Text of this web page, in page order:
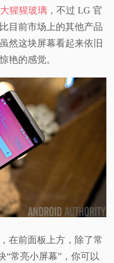
猩猩玻璃 ，不过 LG 官
目前市场上的其他产品
然这块屏幕看起来依旧
艳的感觉。
在前面板上方，除了常
“常亮小屏幕”，你可以